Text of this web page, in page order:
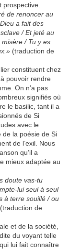
de renoncer au
a fait des
/ Et jeté au
misère / Tu y es
(traduction de
constituent chez
pouvoir rendre
On n’a pas
signifiés où
le basilic, tant il a
de Si
avec le
de la poésie de Si
de l’exil. Nous
qu’il a
mieux adaptée au
doute vas-tu
lui seul à seul
à terre souillé / ou
(traduction de
et de la société,
du voyant telle
lui fait connaître